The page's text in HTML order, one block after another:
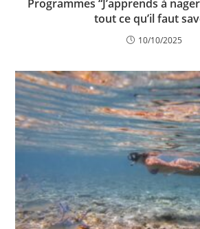
Programmes “J’apprends à
tout ce qu’il faut
10/10/2025